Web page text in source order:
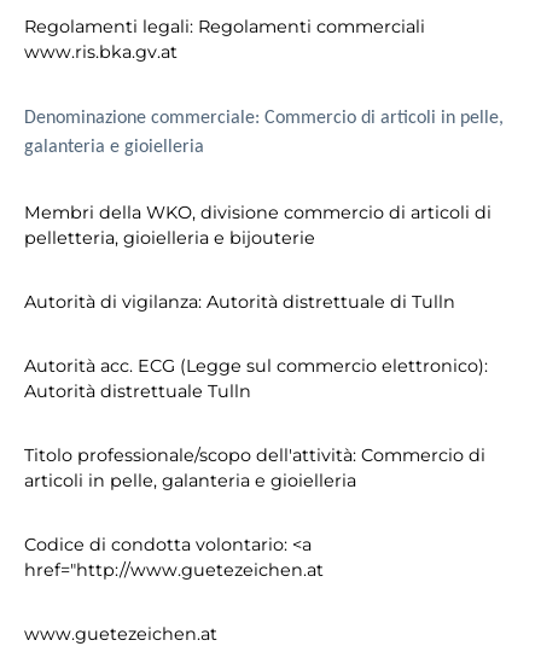
Regolamenti legali: Regolamenti commerciali
www.ris.bka.gv.at
Denominazione commerciale: Commercio di articoli in pelle,
galanteria e gioielleria
Membri della WKO, divisione commercio di articoli di
pelletteria, gioielleria e bijouterie
Autorità di vigilanza: Autorità distrettuale di Tulln
Autorità acc. ECG (Legge sul commercio elettronico):
Autorità distrettuale Tulln
Titolo professionale/scopo dell'attività: Commercio di
articoli in pelle, galanteria e gioielleria
Codice di condotta volontario: <a
href="http://www.guetezeichen.at
www.guetezeichen.at